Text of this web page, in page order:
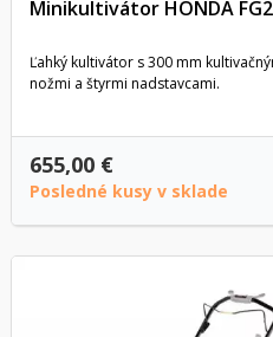
Minikultivátor HONDA
Ľahký kultivátor s 300 mm
nožmi a štyrmi nadstavcami.
655,00 €
Posledné kusy v sklade